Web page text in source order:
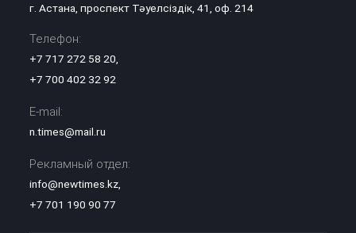
г. Астана, проспект Тәуелсіздік, 41, оф. 214
Телефон:
+7 717 272 58 20
+7 700 402 32 92
E-mail:
n.times@mail.ru
Рекламный отдел:
info@newtimes.kz,
+7 701 190 90 77